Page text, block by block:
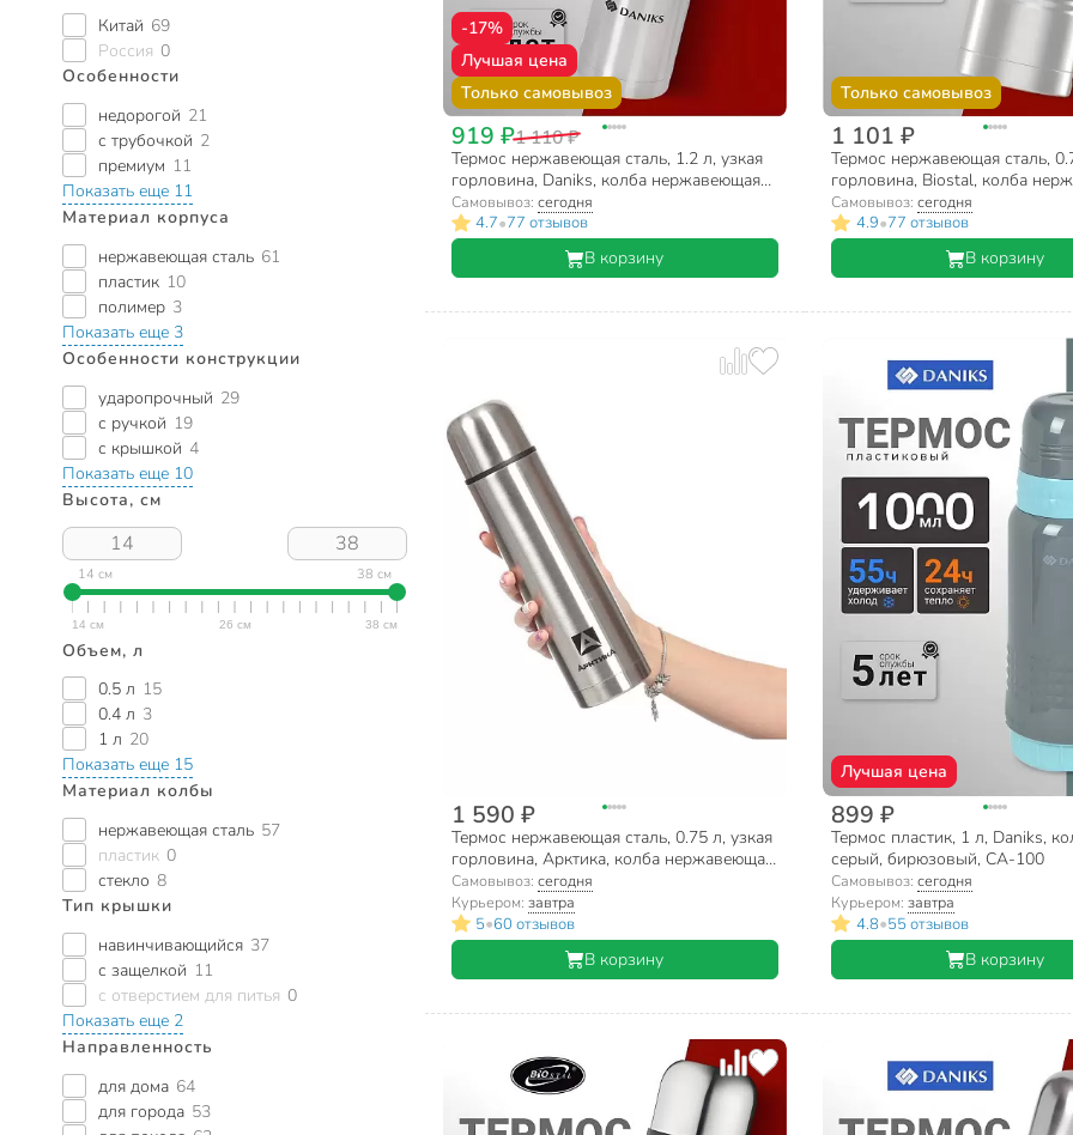
Китай 69
Россия 0
Особенности
недорогой 21
с трубочкой 2
премиум 11
Показать еще 11
Материал корпуса
нержавеющая сталь 61
пластик 10
полимер 3
Показать еще 3
Особенности конструкции
ударопрочный 29
с ручкой 19
с крышкой 4
Показать еще 10
Высота, см
14 см 38 см
Объем, л
0.5 л 15
0.4 л 3
1 л 20
Показать еще 15
Материал колбы
нержавеющая сталь 57
пластик 0
стекло 8
Тип крышки
навинчивающийся 37
с защелкой 11
с отверстием для питья 0
Показать еще 2
Направленность
для дома 64
для города 53
-17%
Лучшая цена
Только самовывоз
919 ₽1 110 ₽
Термос нержавеющая сталь, 1.2 л, узкая
горловина, Daniks, колба нержавеющая
сталь, серебристый, SL-120Z
Самовывоз: сегодня
4.7•77 отзывов
В корзину
Только самовывоз
1 101 ₽
Термос нержавеющая сталь,
горловина, Biostal, колба
сталь, с чехлом, NВ-750В
Самовывоз: сегодня
4.9•77 отзывов
В корзину
1 590 ₽
Термос нержавеющая сталь, 0.75 л, узкая
горловина, Арктика, колба нержавеющая
сталь, 101-750
Самовывоз: сегодня
Курьером: завтра
5•60 отзывов
В корзину
Лучшая цена
899 ₽
Термос пластик, 1 л, Daniks,
серый, бирюзовый, CA-100
Самовывоз: сегодня
Курьером: завтра
4.8•55 отзывов
В корзину